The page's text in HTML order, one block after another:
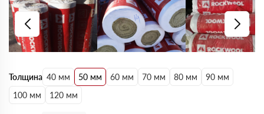
Толщина 40 мм 50 мм 60 мм 70 мм 80 мм
90 мм
100 мм
120 мм